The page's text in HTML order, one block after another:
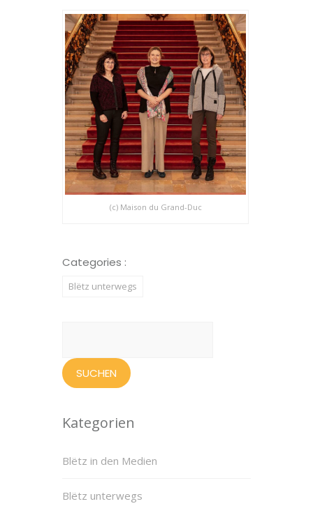
(c) Maison du Grand-Duc
Categories :
Blëtz unterwegs
Kategorien
Blëtz in den Medien
Blëtz unterwegs